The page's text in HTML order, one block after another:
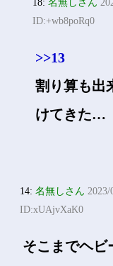
18:名無しさん
ID:+wb8poRq0
>>13
割り算も出
けてきた…
14:名無しさん 2023/
ID:xUAjvXaK0
そこまでヘビ